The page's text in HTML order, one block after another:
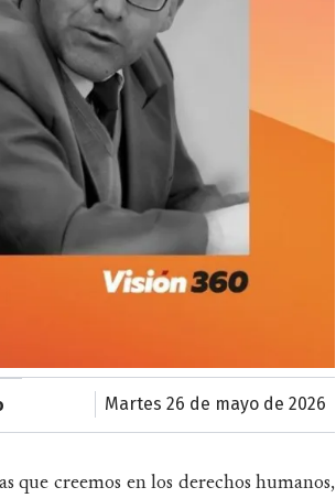
martes 26 de mayo de 2026
que creemos en los derechos humanos,